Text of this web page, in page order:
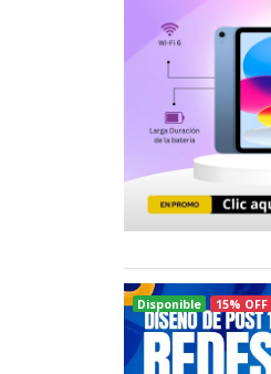
Disponible 15% OFF